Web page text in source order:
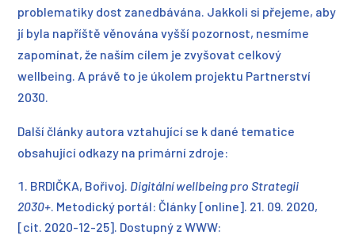
problematiky dost zanedbávána. Jakkoli si přejeme, aby
jí byla napříště věnována vyšší pozornost, nesmíme
zapomínat, že naším cílem je zvyšovat celkový
wellbeing. A právě to je úkolem projektu Partnerství
2030.
Další články autora vztahující se k dané tematice
obsahující odkazy na primární zdroje:
BRDIČKA, Bořivoj. Digitální wellbeing pro Strategii
2030+. Metodický portál: Články [online]. 21. 09. 2020,
[cit. 2020-12-25]. Dostupný z WWW: